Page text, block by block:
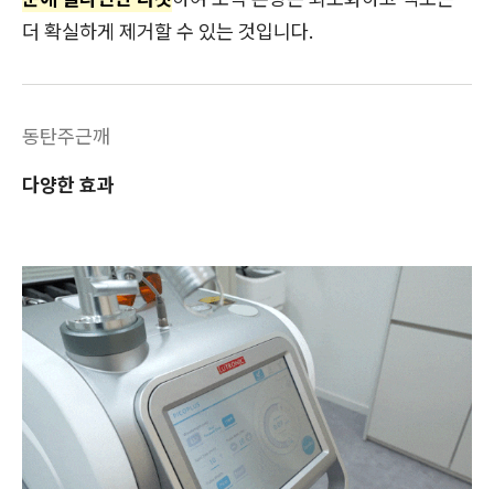
더 확실하게 제거할 수 있는 것입니다.
동탄주근깨
다양한 효과